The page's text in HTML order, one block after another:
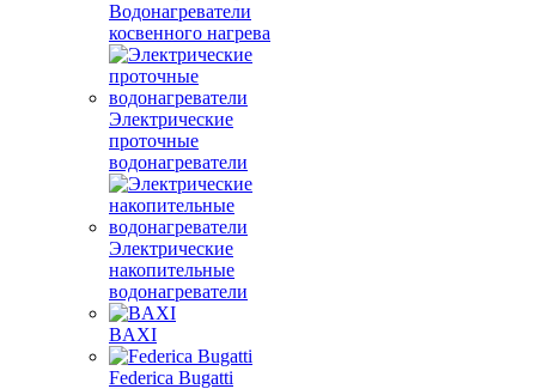
Водонагреватели
косвенного нагрева
Электрические
проточные
водонагреватели
Электрические
накопительные
водонагреватели
BAXI
Federica Bugatti